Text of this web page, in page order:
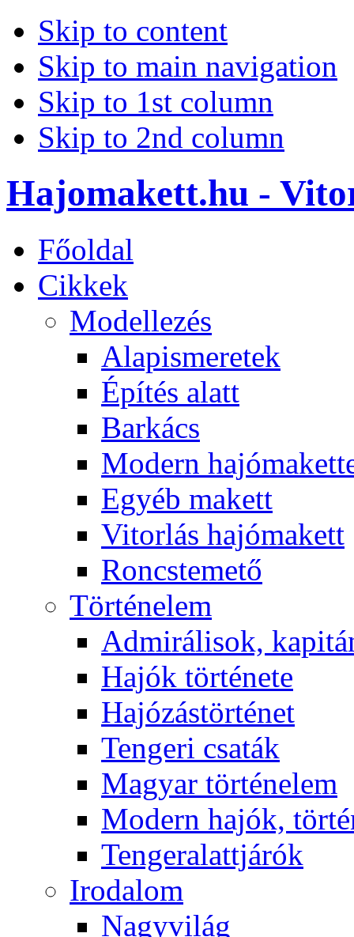
Skip to content
Skip to main navigation
Skip to 1st column
Skip to 2nd column
Hajomakett.hu -
Főoldal
Cikkek
Modellezés
Alapismeretek
Építés alatt
Barkács
Modern
Egyéb makett
Vitorlás hajómakett
Roncstemető
Történelem
Admirálisok,
Hajók története
Hajózástörténet
Tengeri csaták
Magyar történelem
Modern hajók,
Tengeralattjárók
Irodalom
Nagyvilág